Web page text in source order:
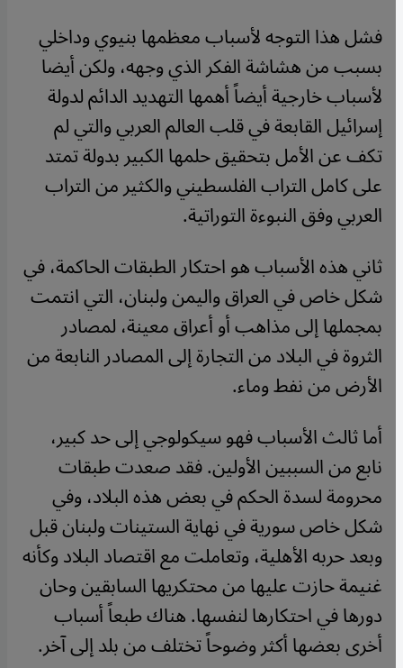
فشل هذا التوجه لأسباب معظمها بنيوي وداخلي
بسبب من هشاشة الفكر الذي وجهه، ولكن أيضا
لأسباب خارجية أيضاً أهمها التهديد الدائم لدولة
إسرائيل القابعة في قلب العالم العربي والتي لم
تكف عن الأمل بتحقيق حلمها الكبير بدولة تمتد
على كامل التراب الفلسطيني والكثير من التراب
العربي وفق النبوءة التوراتية.
ثاني هذه الأسباب هو احتكار الطبقات الحاكمة، في
شكل خاص في العراق واليمن ولبنان، التي انتمت
بمجملها إلى مذاهب أو أعراق معينة، لمصادر
الثروة في البلاد من التجارة إلى المصادر النابعة من
الأرض من نفط وماء.
أما ثالث الأسباب فهو سيكولوجي إلى حد كبير،
نابع من السببين الأولين. فقد صعدت طبقات
محرومة لسدة الحكم في بعض هذه البلاد، وفي
شكل خاص سورية في نهاية الستينات ولبنان قبل
وبعد حربه الأهلية، وتعاملت مع اقتصاد البلاد وكأنه
غنيمة حازت عليها من محتكريها السابقين وحان
دورها في احتكارها لنفسها. هناك طبعاً أسباب
أخرى بعضها أكثر وضوحاً تختلف من بلد إلى آخر.